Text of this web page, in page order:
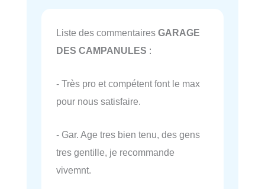
Liste des commentaires GARAGE
DES CAMPANULES :
- Très pro et compétent font le max
pour nous satisfaire.
- Gar. Age tres bien tenu, des gens
tres gentille, je recommande
vivemnt.